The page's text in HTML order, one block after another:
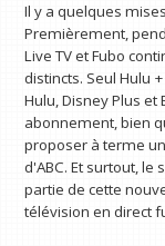
Il y a quelques
Premièrement,
Live TV et Fubo
distincts. Seul Hulu
Hulu, Disney Plus et
abonnement, bien
proposer à terme
d'ABC. Et surtout,
partie de cette
télévision en direct